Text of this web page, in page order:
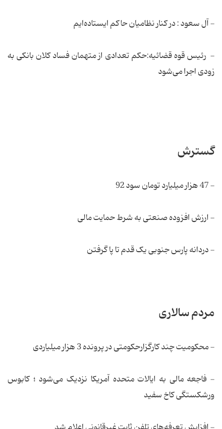
- آل سعود : در کنار نظامیان حاکم ایستاده‌ایم
- رئیس قوه قضائیه:حکم تعدادی از متهمان فساد کلان بانکی به
زودی اجرا می‌شود
گسترش
- 47 هزار میلیارد تومان سود 92
- ارزش افزوده صنعتی به شرط حمایت مالی
- دردانه پارس جنوبی یک قدم تا پا گرفتن
مردم سالاری
- محکومیت چند کارگزارحکومتی در پرونده 3 هزار میلیاردی
- فاجعه مالی به ایالات متحده آمریکا نزدیک‌ می‌شود ؛ کابوس
ورشکستگی کاخ سفید